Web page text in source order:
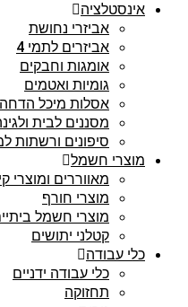
אינסטלציה
אביזרי נחושת
אביזרים לתמי 4
אומגות וחבקים
גומיות ואטמים
אסלות מיכל הדחה
מסננים לבית
סיפונים ורשתות
מוצרי חשמל
מאווררים ומוצרי
מוצרי חורף
מוצרי חשמל
קטלני יתושים
כלי עבודה
כלי עבודה ידניים
תחזוקה